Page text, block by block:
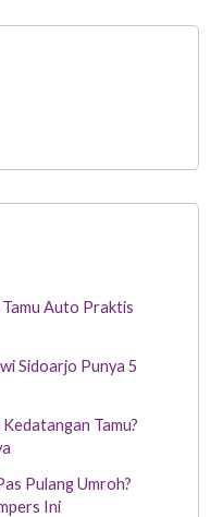
Tamu Auto Praktis
Sidoarjo Punya 5
Tamu?
Pulang Umroh?
Ini